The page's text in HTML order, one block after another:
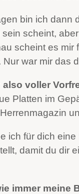
bin ich dann
scheint,
scheint es mir
Nur war mir das
voller
Platten im
ich für dich
damit du dir
immer meine